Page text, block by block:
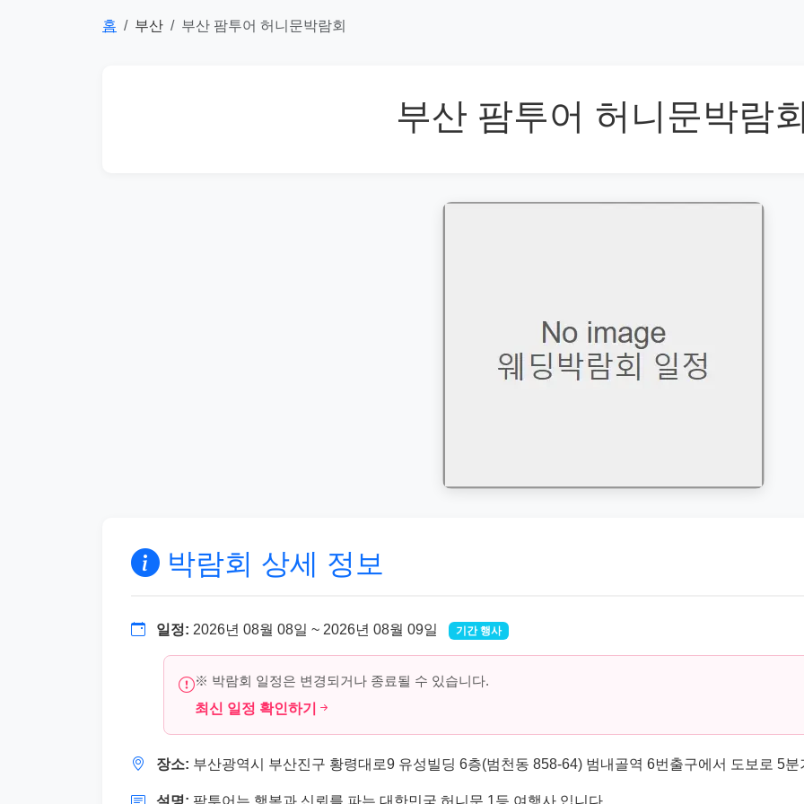
홈 부산 부산 팜투어 허니문박람회
부산 팜투어 허니문박람
박람회 상세 정보
일정: 2026년 08월 08일 ~ 2026년 08월 09일 기간 행사
※ 박람회 일정은 변경되거나 종료될 수 있습니다.
최신 일정 확인하기
장소: 부산광역시 부산진구 황령대로9 유성빌딩 6층(범천동 858-64) 범내골역 6번출구에서 도보로 5분
설명: 팜투어는 행복과 신뢰를 파는 대한민국 허니문 1등 여행사 입니다.